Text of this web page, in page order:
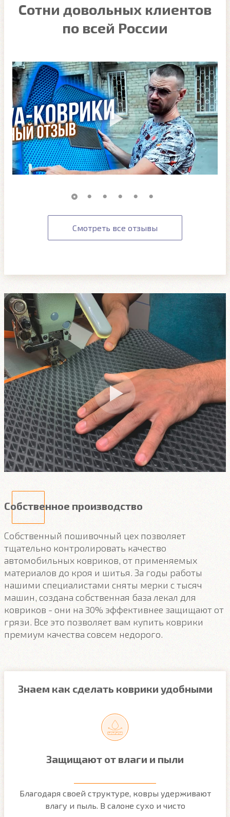
Сотни довольных клиентов
по всей России
Смотреть все отзывы
Собственное производство
Собственный пошивочный цех позволяет
тщательно контролировать качество
автомобильных ковриков, от применяемых
материалов до кроя и шитья. За годы работы
нашими специалистами сняты мерки с тысяч
машин, создана собственная база лекал для
ковриков - они на 30% эффективнее защищают от
грязи. Все это позволяет вам купить коврики
премиум качества совсем недорого.
Знаем как сделать коврики удобными
Защищают от влаги и пыли
Благодаря своей структуре, ковры удерживают
влагу и пыль. В салоне сухо и чисто